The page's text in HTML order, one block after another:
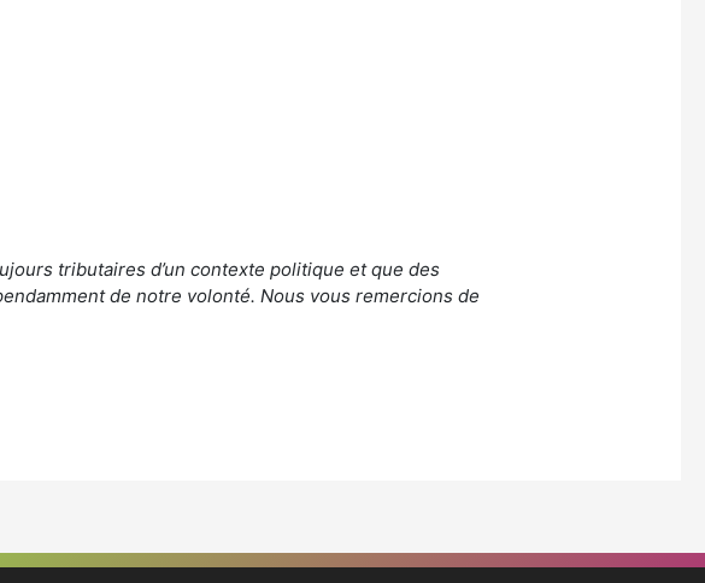
tributaires d’un contexte politique et que des
de notre volonté. Nous vous remercions de